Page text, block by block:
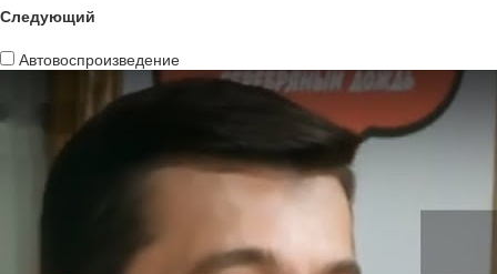
Следующий
Автовоспроизведение